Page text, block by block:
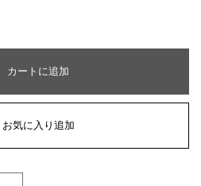
カートに追加
お気に入り追加